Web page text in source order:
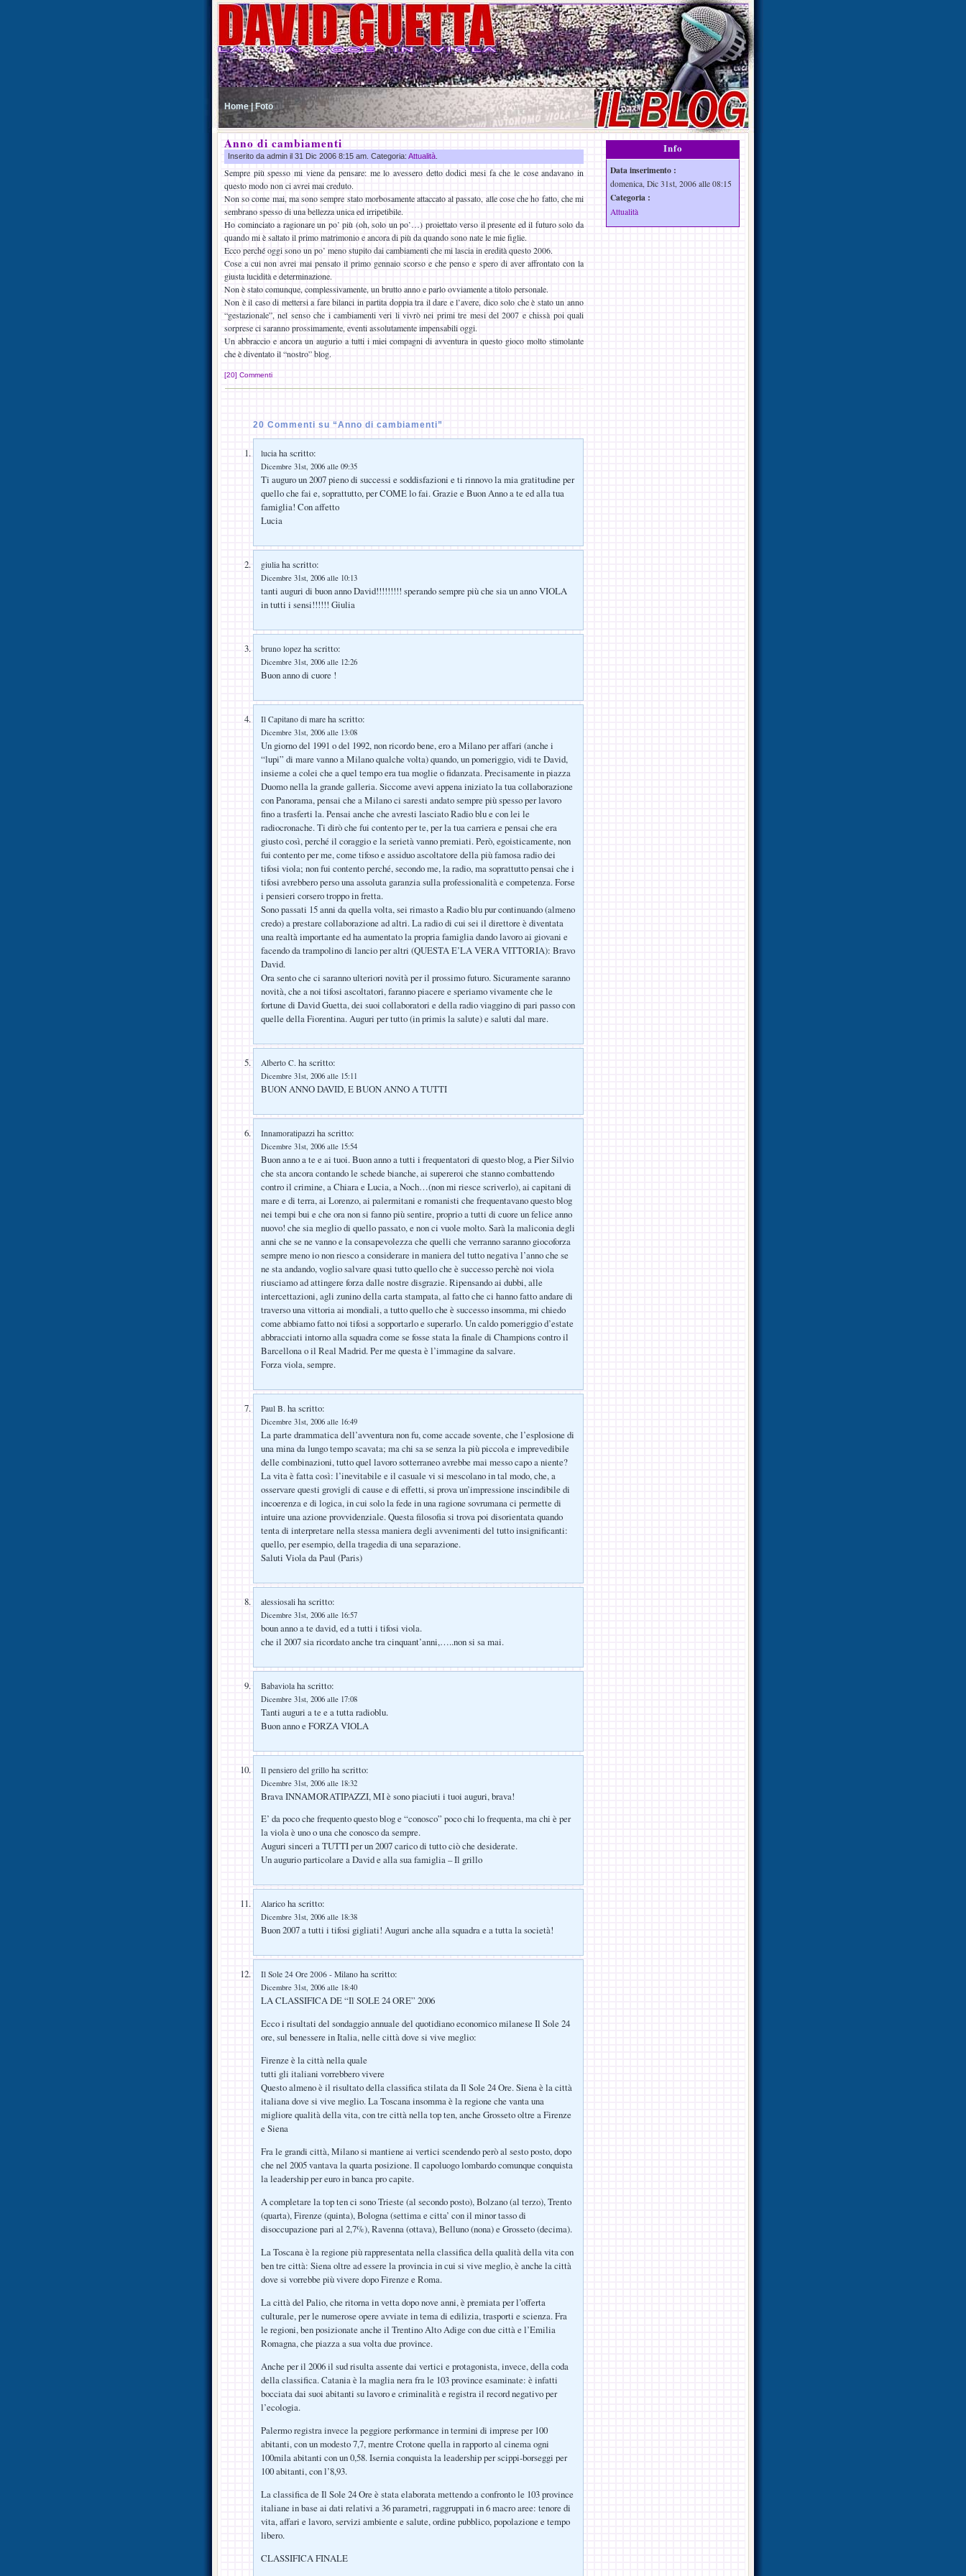
Home | Foto
Anno di cambiamenti
Inserito da admin il 31 Dic 2006 8:15 am. Categoria: Attualità
Sempre più spesso mi viene da pensare: me lo avessero detto dodici mesi fa che le cose andavano in
questo modo non ci avrei mai creduto.
Non so come mai, ma sono sempre stato morbosamente attaccato al passato, alle cose che ho fatto, che mi
sembrano spesso di una bellezza unica ed irripetibile.
Ho cominciato a ragionare un po’ più (oh, solo un po’…) proiettato verso il presente ed il futuro solo da
quando mi è saltato il primo matrimonio e ancora di più da quando sono nate le mie figlie.
Ecco perché oggi sono un po’ meno stupito dai cambiamenti che mi lascia in eredità questo 2006.
Cose a cui non avrei mai pensato il primo gennaio scorso e che penso e spero di aver affrontato con la
giusta lucidità e determinazione.
Non è stato comunque, complessivamente, un brutto anno e parlo ovviamente a titolo personale.
Non è il caso di mettersi a fare bilanci in partita doppia tra il dare e l’avere, dico solo che è stato un anno
“gestazionale”, nel senso che i cambiamenti veri li vivrò nei primi tre mesi del 2007 e chissà poi quali
sorprese ci saranno prossimamente, eventi assolutamente impensabili oggi.
Un abbraccio e ancora un augurio a tutti i miei compagni di avventura in questo gioco molto stimolante
che è diventato il “nostro” blog.
[20] Commenti
20 Commenti su “Anno di cambiamenti”
lucia ha scritto:
Dicembre 31st, 2006 alle 09:35
Ti auguro un 2007 pieno di successi e soddisfazioni e ti rinnovo la mia gratitudine per
quello che fai e, soprattutto, per COME lo fai. Grazie e Buon Anno a te ed alla tua
famiglia! Con affetto
Lucia
giulia ha scritto:
Dicembre 31st, 2006 alle 10:13
tanti auguri di buon anno David!!!!!!!!! sperando sempre più che sia un anno VIOLA
in tutti i sensi!!!!!! Giulia
bruno lopez ha scritto:
Dicembre 31st, 2006 alle 12:26
Buon anno di cuore !
Il Capitano di mare ha scritto:
Dicembre 31st, 2006 alle 13:08
Un giorno del 1991 o del 1992, non ricordo bene, ero a Milano per affari (anche i
“lupi” di mare vanno a Milano qualche volta) quando, un pomeriggio, vidi te David,
insieme a colei che a quel tempo era tua moglie o fidanzata. Precisamente in piazza
Duomo nella la grande galleria. Siccome avevi appena iniziato la tua collaborazione
con Panorama, pensai che a Milano ci saresti andato sempre più spesso per lavoro
fino a trasferti la. Pensai anche che avresti lasciato Radio blu e con lei le
radiocronache. Ti dirò che fui contento per te, per la tua carriera e pensai che era
giusto così, perché il coraggio e la serietà vanno premiati. Però, egoisticamente, non
fui contento per me, come tifoso e assiduo ascoltatore della più famosa radio dei
tifosi viola; non fui contento perché, secondo me, la radio, ma soprattutto pensai che i
tifosi avrebbero perso una assoluta garanzia sulla professionalità e competenza. Forse
i pensieri corsero troppo in fretta.
Sono passati 15 anni da quella volta, sei rimasto a Radio blu pur continuando (almeno
credo) a prestare collaborazione ad altri. La radio di cui sei il direttore è diventata
una realtà importante ed ha aumentato la propria famiglia dando lavoro ai giovani e
facendo da trampolino di lancio per altri (QUESTA E’LA VERA VITTORIA): Bravo
David.
Ora sento che ci saranno ulteriori novità per il prossimo futuro. Sicuramente saranno
novità, che a noi tifosi ascoltatori, faranno piacere e speriamo vivamente che le
fortune di David Guetta, dei suoi collaboratori e della radio viaggino di pari passo con
quelle della Fiorentina. Auguri per tutto (in primis la salute) e saluti dal mare.
Alberto C. ha scritto:
Dicembre 31st, 2006 alle 15:11
BUON ANNO DAVID, E BUON ANNO A TUTTI
Innamoratipazzi ha scritto:
Dicembre 31st, 2006 alle 15:54
Buon anno a te e ai tuoi. Buon anno a tutti i frequentatori di questo blog, a Pier Silvio
che sta ancora contando le schede bianche, ai supereroi che stanno combattendo
contro il crimine, a Chiara e Lucia, a Noch…(non mi riesce scriverlo), ai capitani di
mare e di terra, ai Lorenzo, ai palermitani e romanisti che frequentavano questo blog
nei tempi bui e che ora non si fanno più sentire, proprio a tutti di cuore un felice anno
nuovo! che sia meglio di quello passato, e non ci vuole molto. Sarà la maliconia degli
anni che se ne vanno e la consapevolezza che quelli che verranno saranno giocoforza
sempre meno io non riesco a considerare in maniera del tutto negativa l’anno che se
ne sta andando, voglio salvare quasi tutto quello che è successo perchè noi viola
riusciamo ad attingere forza dalle nostre disgrazie. Ripensando ai dubbi, alle
intercettazioni, agli zunino della carta stampata, al fatto che ci hanno fatto andare di
traverso una vittoria ai mondiali, a tutto quello che è successo insomma, mi chiedo
come abbiamo fatto noi tifosi a sopportarlo e superarlo. Un caldo pomeriggio d’estate
abbracciati intorno alla squadra come se fosse stata la finale di Champions contro il
Barcellona o il Real Madrid. Per me questa è l’immagine da salvare.
Forza viola, sempre.
Paul B. ha scritto:
Dicembre 31st, 2006 alle 16:49
La parte drammatica dell’avventura non fu, come accade sovente, che l’esplosione di
una mina da lungo tempo scavata; ma chi sa se senza la più piccola e imprevedibile
delle combinazioni, tutto quel lavoro sotterraneo avrebbe mai messo capo a niente?
La vita è fatta così: l’inevitabile e il casuale vi si mescolano in tal modo, che, a
osservare questi grovigli di cause e di effetti, si prova un’impressione inscindibile di
incoerenza e di logica, in cui solo la fede in una ragione sovrumana ci permette di
intuire una azione provvidenziale. Questa filosofia si trova poi disorientata quando
tenta di interpretare nella stessa maniera degli avvenimenti del tutto insignificanti:
quello, per esempio, della tragedia di una separazione.
Saluti Viola da Paul (Paris)
alessiosali ha scritto:
Dicembre 31st, 2006 alle 16:57
boun anno a te david, ed a tutti i tifosi viola.
che il 2007 sia ricordato anche tra cinquant’anni,…..non si sa mai.
Babaviola ha scritto:
Dicembre 31st, 2006 alle 17:08
Tanti auguri a te e a tutta radioblu.
Buon anno e FORZA VIOLA
Il pensiero del grillo ha scritto:
Dicembre 31st, 2006 alle 18:32
Brava INNAMORATIPAZZI, MI è sono piaciuti i tuoi auguri, brava!
E’ da poco che frequento questo blog e “conosco” poco chi lo frequenta, ma chi è per
la viola è uno o una che conosco da sempre.
Auguri sinceri a TUTTI per un 2007 carico di tutto ciò che desiderate.
Un augurio particolare a David e alla sua famiglia – Il grillo
Alarico ha scritto:
Dicembre 31st, 2006 alle 18:38
Buon 2007 a tutti i tifosi gigliati! Auguri anche alla squadra e a tutta la società!
Il Sole 24 Ore 2006 - Milano ha scritto:
Dicembre 31st, 2006 alle 18:40
LA CLASSIFICA DE “Il SOLE 24 ORE” 2006
Ecco i risultati del sondaggio annuale del quotidiano economico milanese Il Sole 24
ore, sul benessere in Italia, nelle città dove si vive meglio:
Firenze è la città nella quale
tutti gli italiani vorrebbero vivere
Questo almeno è il risultato della classifica stilata da Il Sole 24 Ore. Siena è la città
italiana dove si vive meglio. La Toscana insomma è la regione che vanta una
migliore qualità della vita, con tre città nella top ten, anche Grosseto oltre a Firenze
e Siena
Fra le grandi città, Milano si mantiene ai vertici scendendo però al sesto posto, dopo
che nel 2005 vantava la quarta posizione. Il capoluogo lombardo comunque conquista
la leadership per euro in banca pro capite.
A completare la top ten ci sono Trieste (al secondo posto), Bolzano (al terzo), Trento
(quarta), Firenze (quinta), Bologna (settima e citta’ con il minor tasso di
disoccupazione pari al 2,7%), Ravenna (ottava), Belluno (nona) e Grosseto (decima).
La Toscana è la regione più rappresentata nella classifica della qualità della vita con
ben tre città: Siena oltre ad essere la provincia in cui si vive meglio, è anche la città
dove si vorrebbe più vivere dopo Firenze e Roma.
La città del Palio, che ritorna in vetta dopo nove anni, è premiata per l’offerta
culturale, per le numerose opere avviate in tema di edilizia, trasporti e scienza. Fra
le regioni, ben posizionate anche il Trentino Alto Adige con due città e l’Emilia
Romagna, che piazza a sua volta due province.
Anche per il 2006 il sud risulta assente dai vertici e protagonista, invece, della coda
della classifica. Catania è la maglia nera fra le 103 province esaminate: è infatti
bocciata dai suoi abitanti su lavoro e criminalità e registra il record negativo per
l’ecologia.
Palermo registra invece la peggiore performance in termini di imprese per 100
abitanti, con un modesto 7,7, mentre Crotone quella in rapporto al cinema ogni
100mila abitanti con un 0,58. Isernia conquista la leadership per scippi-borseggi per
100 abitanti, con l’8,93.
La classifica de Il Sole 24 Ore è stata elaborata mettendo a confronto le 103 province
italiane in base ai dati relativi a 36 parametri, raggruppati in 6 macro aree: tenore di
vita, affari e lavoro, servizi ambiente e salute, ordine pubblico, popolazione e tempo
libero.
CLASSIFICA FINALE
Info
Data inserimento :
domenica, Dic 31st, 2006 alle 08:15
Categoria :
Attualità